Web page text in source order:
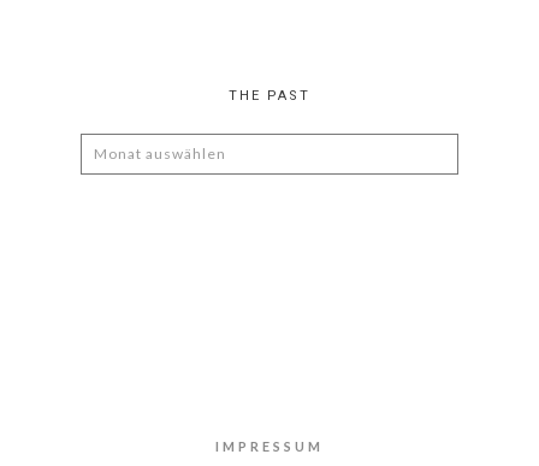
THE PAST
The
Past
IMPRESSUM